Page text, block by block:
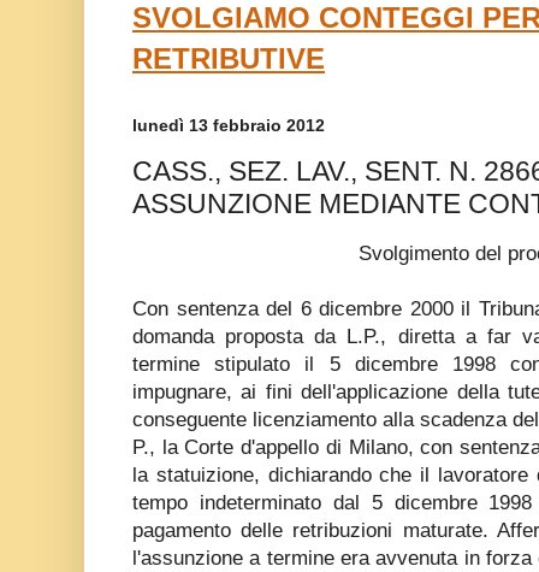
SVOLGIAMO CONTEGGI
RETRIBUTIVE
lunedì 13 febbraio 2012
CASS., SEZ. LAV., SENT. N.
ASSUNZIONE MEDIANTE
Svolgimento del
Con sentenza del 6 dicembre 2000 il
domanda proposta da L.P., diretta a far
termine stipulato il 5 dicembre 1998
impugnare, ai fini dell'applicazione della
conseguente licenziamento alla scadenza
P., la Corte d'appello di Milano, con
la statuizione, dichiarando che il
tempo indeterminato dal 5 dicembre
pagamento delle retribuzioni maturate.
l'assunzione a termine era avvenuta in